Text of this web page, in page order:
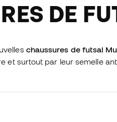
DE
chaussures de futsal
et surtout par leur semelle